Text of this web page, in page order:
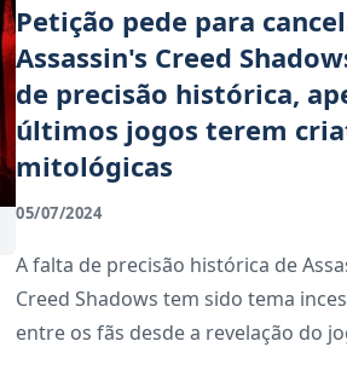
Petição pede para
Assassin's Creed
de precisão histórica,
últimos jogos terem
mitológicas
05/07/2024
A falta de precisão histórica de
Creed Shadows tem sido tema
entre os fãs desde a revelação do